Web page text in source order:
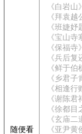
随便看
《白岩山
《拜袁
《班婕
《宝山
《保福寺
《兵后
《鲜于
《乡君
《相逢
《谢陈
《徐都
《玄庙
《亚尹